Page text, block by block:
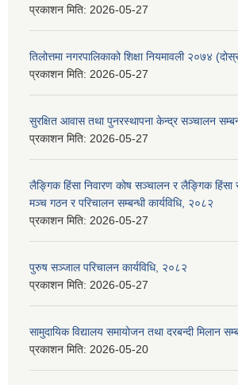
प्रकाशन मिति: 2026-05-27
तिलोत्तमा नगरपालिकाको शिक्षा नियमावली २०७४
प्रकाशन मिति: 2026-05-27
सुरक्षित आवास तथा पुनरस्थापना केन्द्र सञ्चालन
प्रकाशन मिति: 2026-05-27
लैङ्गिक हिंसा निवारण कोष सञ्चालन र लैङ्गिक हिंसा
मञ्च गठन र परिचालन सम्बन्धी कार्यविधि, २०८२
प्रकाशन मिति: 2026-05-27
पुरुष सञ्जाल परिचालन कार्यविधि, २०८२
प्रकाशन मिति: 2026-05-27
सामुदायिक विद्यालय समायोजन तथा दरबन्दी मिलान
प्रकाशन मिति: 2026-05-20